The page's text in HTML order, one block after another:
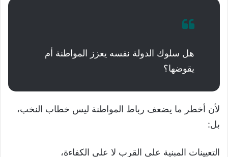
هل سلوك الدولة نفسه يعزز المواطنة أم
يقوضها؟
لأن أخطر ما يضعف رباط المواطنة ليس خطاب النخب،
بل:
التعيينات المبنية على القرب لا على الكفاءة،